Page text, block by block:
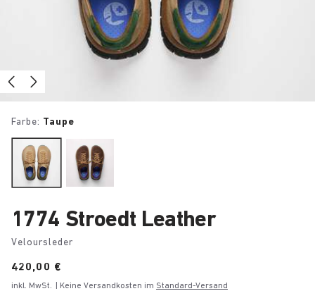
Farbe: Taupe
1774 Stroedt Leather
Veloursleder
Price:
420,00 €
inkl. MwSt. | Keine Versandkosten im Standard-Versand